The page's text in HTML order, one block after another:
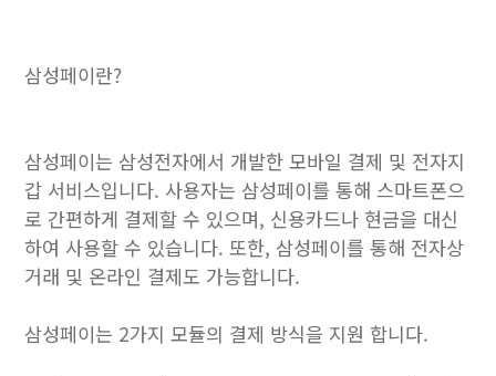
삼성페이란?
삼성페이는 삼성전자에서 개발한 모바일 결제 및 전자지
갑 서비스입니다. 사용자는 삼성페이를 통해 스마트폰으
로 간편하게 결제할 수 있으며, 신용카드나 현금을 대신
하여 사용할 수 있습니다. 또한, 삼성페이를 통해 전자상
거래 및 온라인 결제도 가능합니다.
삼성페이는 2가지 모듈의 결제 방식을 지원 합니다.